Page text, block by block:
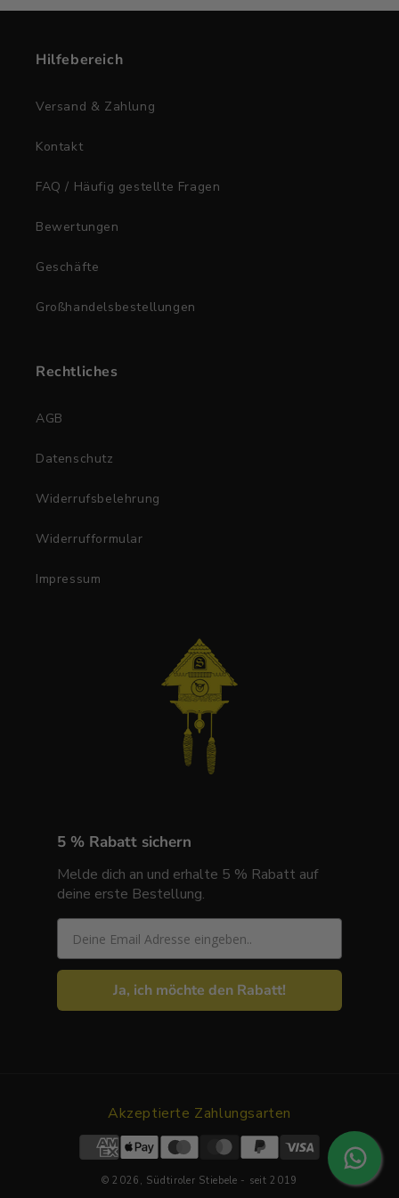
Hilfebereich
Versand & Zahlung
Kontakt
FAQ / Häufig gestellte Fragen
Bewertungen
Geschäfte
Großhandelsbestellungen
Rechtliches
AGB
Datenschutz
Widerrufsbelehrung
Widerrufformular
Impressum
5 % Rabatt sichern
Melde dich an und erhalte 5 % Rabatt auf
deine erste Bestellung.
Email
Ja, ich möchte den Rabatt!
Akzeptierte Zahlungsarten
© 2026, Südtiroler Stiebele - seit 2019